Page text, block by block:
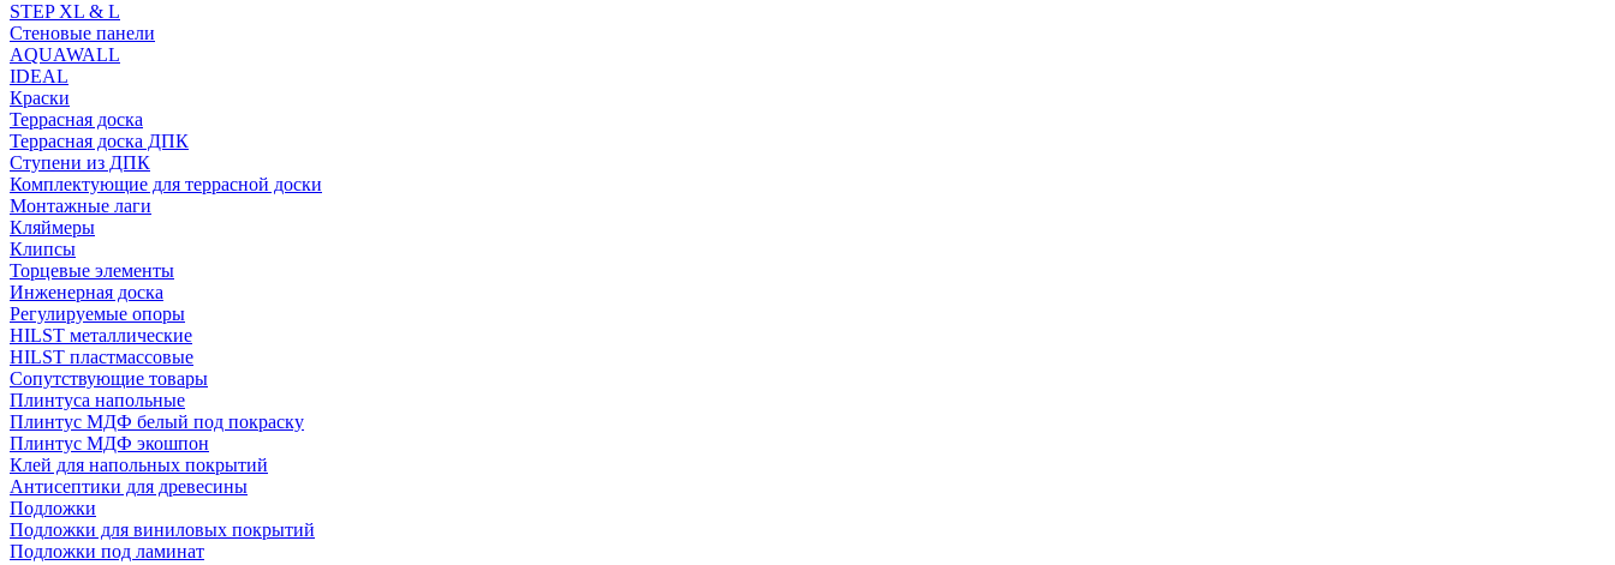
STEP XL & L
Стеновые панели
AQUAWALL
IDEAL
Краски
Террасная доска
Террасная доска ДПК
Ступени из ДПК
Комплектующие для террасной доски
Монтажные лаги
Кляймеры
Клипсы
Торцевые элементы
Инженерная доска
Регулируемые опоры
HILST металлические
HILST пластмассовые
Сопутствующие товары
Плинтуса напольные
Плинтус МДФ белый под покраску
Плинтус МДФ экошпон
Клей для напольных покрытий
Антисептики для древесины
Подложки
Подложки для виниловых покрытий
Подложки под ламинат